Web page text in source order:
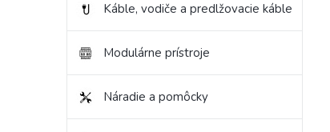
Káble, vodiče a predlžovacie káble
Modulárne prístroje
Náradie a pomôcky